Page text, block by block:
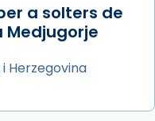
i
a solters de
Medjugorje
Herzegovina